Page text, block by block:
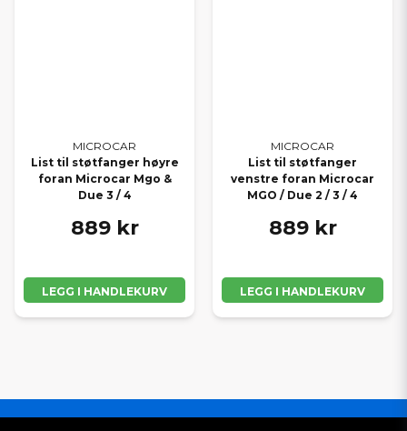
MICROCAR
List til støtfanger høyre
foran Microcar Mgo &
Due 3 / 4
889 kr
LEGG I HANDLEKURV
MICROCAR
List til støtfanger
venstre foran Microcar
MGO / Due 2 / 3 / 4
889 kr
LEGG I HANDLEKURV